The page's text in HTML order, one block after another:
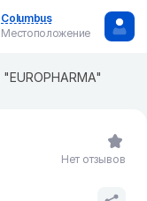
Columbus
Местоположение
Нет отзывов